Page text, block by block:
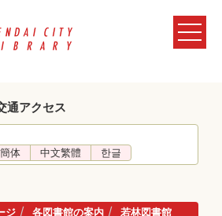
通アクセス
体 中文繁體 한글
ジ 各図書館の案内
若林図書館